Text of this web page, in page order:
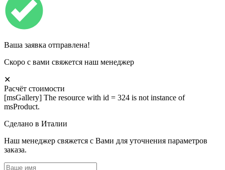
Ваша заявка отправлена!
Скоро с вами свяжется наш менеджер
✕
Расчёт стоимости
[msGallery] The resource with id = 324 is not instance of
msProduct.
Сделано в Италии
Наш менеджер свяжется с Вами для уточнения параметров
заказа.